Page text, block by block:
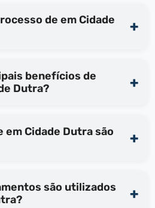
de em Cidade
benefícios de
Dutra?
são utilizados